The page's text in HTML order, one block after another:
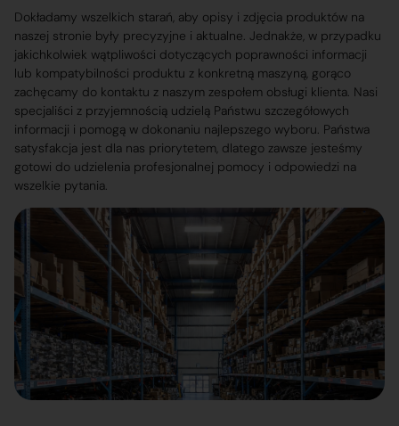
Dokładamy wszelkich starań, aby opisy i zdjęcia produktów na
naszej stronie były precyzyjne i aktualne. Jednakże, w przypadku
jakichkolwiek wątpliwości dotyczących poprawności informacji
lub kompatybilności produktu z konkretną maszyną, gorąco
zachęcamy do kontaktu z naszym zespołem obsługi klienta. Nasi
specjaliści z przyjemnością udzielą Państwu szczegółowych
informacji i pomogą w dokonaniu najlepszego wyboru. Państwa
satysfakcja jest dla nas priorytetem, dlatego zawsze jesteśmy
gotowi do udzielenia profesjonalnej pomocy i odpowiedzi na
wszelkie pytania.